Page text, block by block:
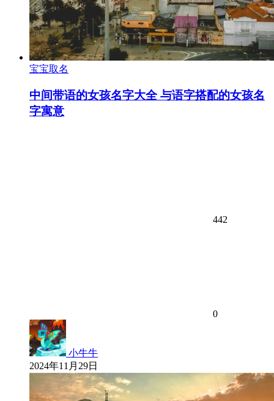
宝宝取名
中间带语的女孩名字大全 与语字搭配的女孩名
字寓意
442
0
小牛牛
2024年11月29日